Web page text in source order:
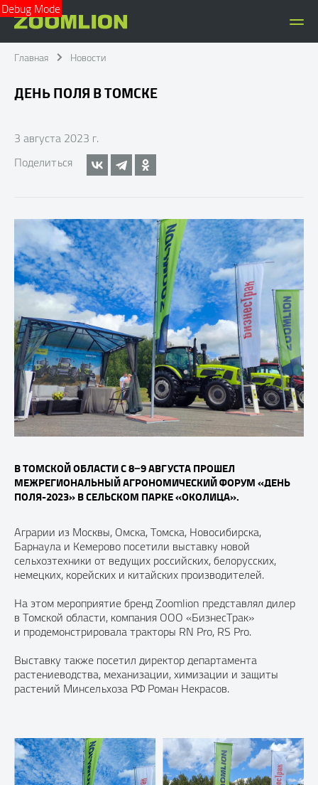
Debug Mode
Главная Новости
ДЕНЬ ПОЛЯ В ТОМСКЕ
3 августа 2023 г.
Поделиться
В ТОМСКОЙ ОБЛАСТИ С 8−9 АВГУСТА ПРОШЕЛ
МЕЖРЕГИОНАЛЬНЫЙ АГРОНОМИЧЕСКИЙ ФОРУМ «ДЕНЬ
ПОЛЯ-2023» В СЕЛЬСКОМ ПАРКЕ «ОКОЛИЦА».
Аграрии из Москвы, Омска, Томска, Новосибирска,
Барнаула и Кемерово посетили выставку новой
сельхозтехники от ведущих российских, белорусских,
немецких, корейских и китайских производителей.
На этом мероприятие бренд Zoomlion представлял дилер
в Томской области, компания ООО «БизнесТрак»
и продемонстрировала тракторы RN Pro, RS Pro.
Выставку также посетил директор департамента
растениеводства, механизации, химизации и защиты
растений Минсельхоза РФ Роман Некрасов.